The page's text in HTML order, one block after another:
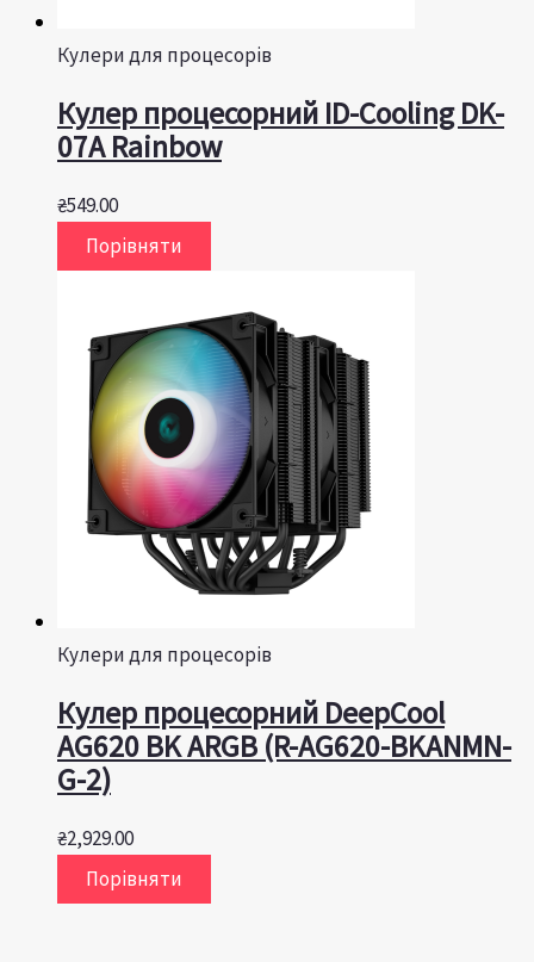
Кулери для процесорів
Кулер процесорний ID-Cooling DK-
07A Rainbow
₴549.00
Порівняти
Кулери для процесорів
Кулер процесорний DeepCool
AG620 BK ARGB (R-AG620-BKANMN-
G-2)
₴2,929.00
Порівняти